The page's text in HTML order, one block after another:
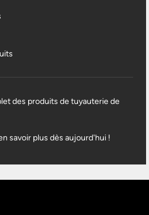
des produits de tuyauterie de
savoir plus dès aujourd'hui !